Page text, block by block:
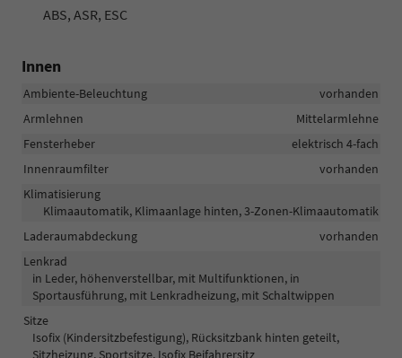
ABS, ASR, ESC
Innen
Ambiente-Beleuchtung
vorhanden
Armlehnen
Mittelarmlehne
Fensterheber
elektrisch 4-fach
Innenraumfilter
vorhanden
Klimatisierung
Klimaautomatik, Klimaanlage hinten, 3-Zonen-Klimaautomatik
Laderaumabdeckung
vorhanden
Lenkrad
in Leder, höhenverstellbar, mit Multifunktionen, in
Sportausführung, mit Lenkradheizung, mit Schaltwippen
Sitze
Isofix (Kindersitzbefestigung), Rücksitzbank hinten geteilt,
Sitzheizung, Sportsitze, Isofix Beifahrersitz